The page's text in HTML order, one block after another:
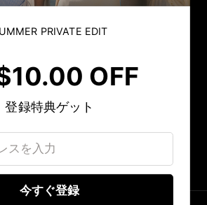
PRIVATE EDIT
OFF
登録特典ゲット
今すぐ登録